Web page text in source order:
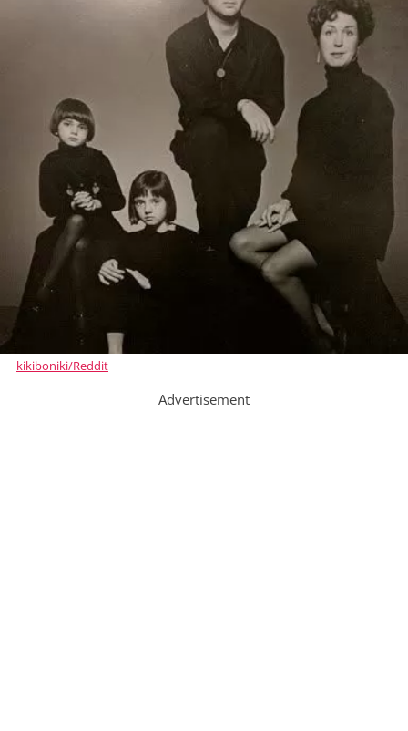
kikiboniki/Reddit
Advertisement